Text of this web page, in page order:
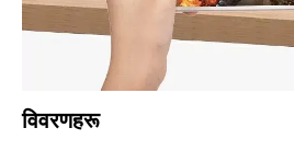
विवरणहरू